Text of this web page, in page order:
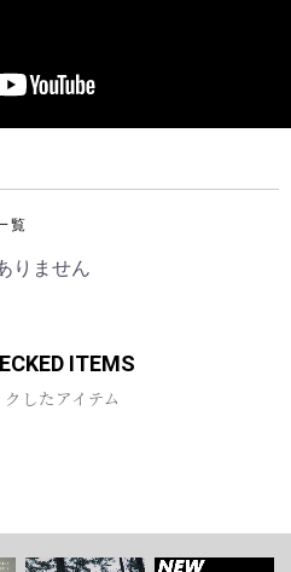
覧
りません
ITEMS
したアイテム